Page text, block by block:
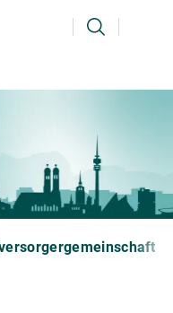
Suchen